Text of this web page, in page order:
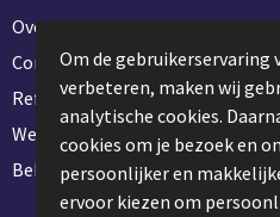
Over ons
Contact en klantenservice
Referentie projecten
Werken & stage bij AtmR Gifts
Bekijk kantoorbenodigdheden
Om de gebruikerservaring
verbeteren, maken wij
analytische cookies.
cookies om je bezoek en
persoonlijker en
ervoor kiezen om